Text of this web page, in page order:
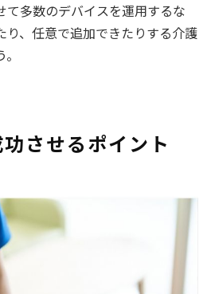
て多数のデバイスを運用するな
り、任意で追加できたりする介護
させるポイント